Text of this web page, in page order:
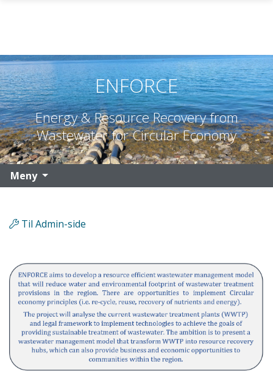
Gå til hovedinnhold
ENFORCE
Energy & Resource Recovery from
Wastewater for Circular Economy
Meny
Til Admin-side